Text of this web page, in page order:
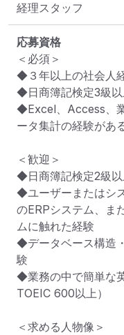
経理スタッフ
応募資格
＜必須＞
◆３年以上の社会人
◆日商簿記検定3級以
◆Excel、Access、
ータ集計の経験があ
＜歓迎＞
◆日商簿記検定2級以
◆ユーザーまたはシ
のERPシステム、ま
ムに触れた経験
◆データベース構造
験
◆業務の中で簡単な
TOEIC 600以上）
＜求める人物像＞